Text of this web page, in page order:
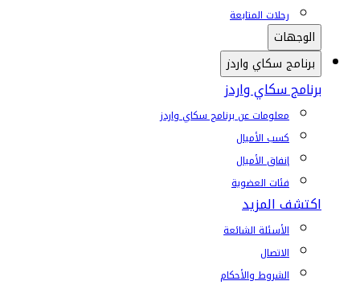
رحلات المتابعة
الوجهات
برنامج سكاي واردز
برنامج سكاي واردز
معلومات عن برنامج سكاي واردز
كسب الأميال
إنفاق الأميال
فئات العضوية
اكتشف المزيد
الأسئلة الشائعة
الاتصال
الشروط والأحكام